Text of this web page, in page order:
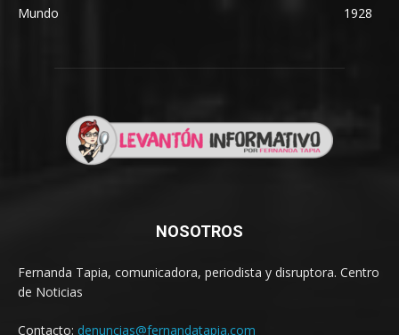
Mundo
1928
NOSOTROS
Fernanda Tapia, comunicadora, periodista y disruptora. Centro
de Noticias
Contacto: denuncias@fernandatapia.com